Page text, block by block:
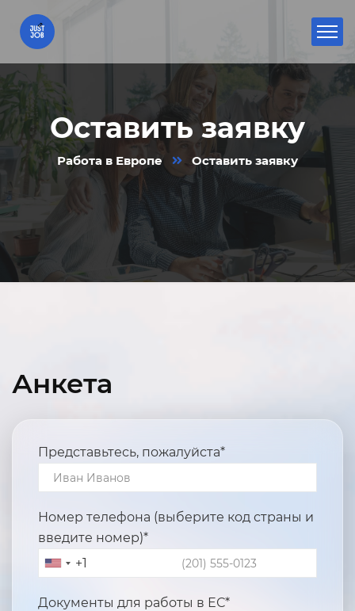
Оставить заявку
Работа в Европе Оставить заявку
Анкета
Представьтесь, пожалуйста*
Номер телефона (выберите код страны и
введите номер)*
+1
Документы для работы в ЕС*